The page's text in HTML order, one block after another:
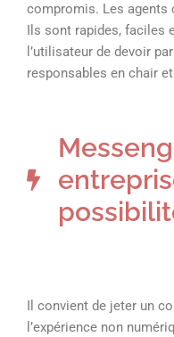
compromis. Les
Ils sont rapides, faciles
l’utilisateur de devoir
responsables en chair
Il convient de jeter un
l’expérience non